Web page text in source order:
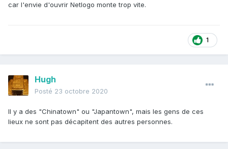
car l'envie d'ouvrir Netlogo monte trop vite.
1
Hugh
Posté 23 octobre 2020
Il y a des "Chinatown" ou "Japantown", mais les gens de ces
lieux ne sont pas décapitent des autres personnes.